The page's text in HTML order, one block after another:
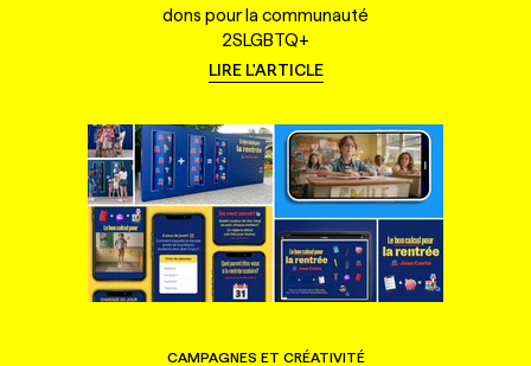
dons pour la communauté
2SLGBTQ+
LIRE L'ARTICLE
CAMPAGNES ET CRÉATIVITÉ